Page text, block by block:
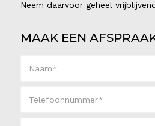
Neem daarvoor geheel
MAAK EEN